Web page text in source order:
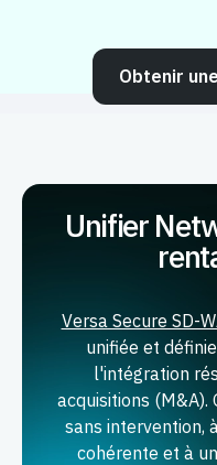
Obtenir
Unifier
Versa Secure SD-
unifiée et
l'intégration
acquisitions (M&A).
sans intervention,
cohérente et à